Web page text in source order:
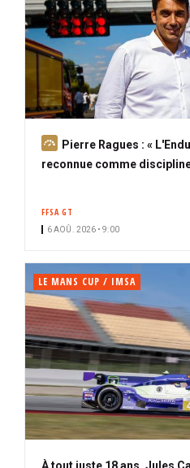
A
b
Pierre Ragues : «
reconnue comme
FFSA GT
6 AOÛ. 2026 • 9:00
LE MANS CUP / IMSA
À tout juste 18 ans, Jules